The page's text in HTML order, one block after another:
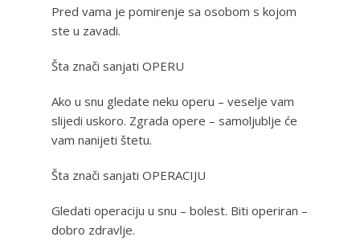
Pred vama je pomirenje sa osobom s kojom
ste u zavadi.
Šta znači sanjati OPERU
Ako u snu gledate neku operu – veselje vam
slijedi uskoro. Zgrada opere – samoljublje će
vam nanijeti štetu.
Šta znači sanjati OPERACIJU
Gledati operaciju u snu – bolest. Biti operiran –
dobro zdravlje.